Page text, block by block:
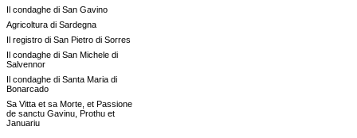
Il condaghe di San Gavino
Agricoltura di Sardegna
Il registro di San Pietro di Sorres
Il condaghe di San Michele di
Salvennor
Il condaghe di Santa Maria di
Bonarcado
Sa Vitta et sa Morte, et Passione
de sanctu Gavinu, Prothu et
Januariu